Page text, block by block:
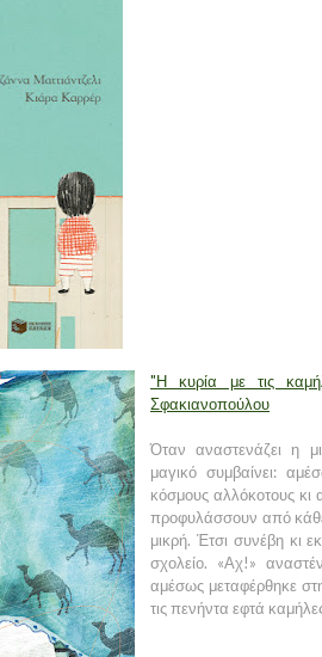
"Η κυρία με τις
Σφακιανοπούλου
Όταν αναστενάζει η
μαγικό συμβαίνει:
κόσμους αλλόκοτους κι
προφυλάσσουν από
μικρή. Έτσι συνέβη κι
σχολείο. «Αχ!»
αμέσως μεταφέρθηκε
τις πενήντα εφτά